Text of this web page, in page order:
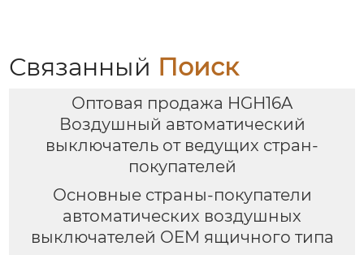
Связанный Поиск
Оптовая продажа HGН16A
Воздушный автоматический
выключатель от ведущих стран-
покупателей
Основные страны-покупатели
автоматических воздушных
выключателей OEM ящичного типа